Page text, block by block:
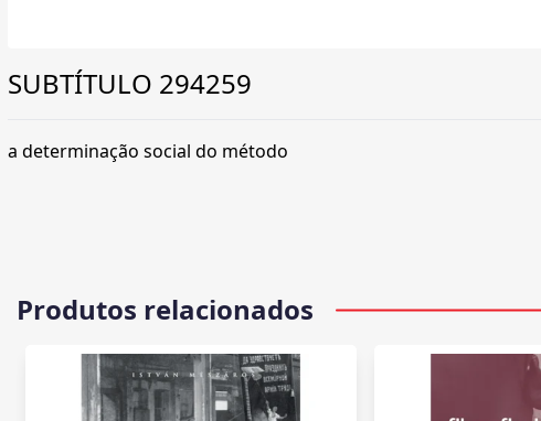
SUBTÍTULO 294259
a determinação social do método
Produtos relacionados